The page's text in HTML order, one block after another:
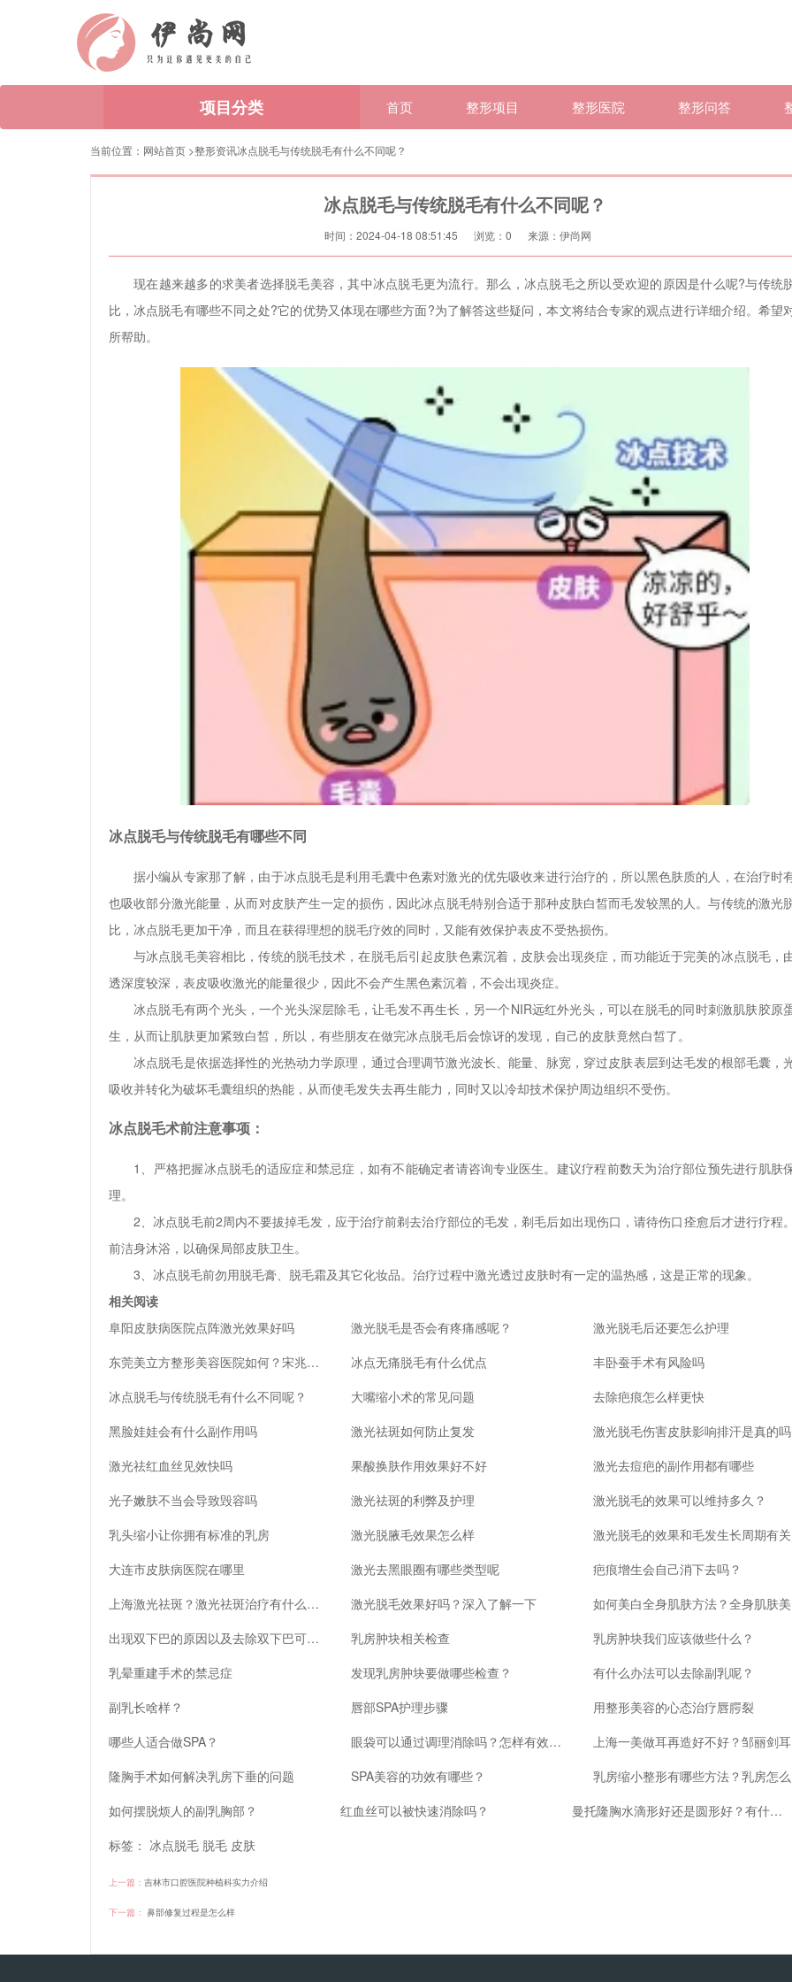
项目分类 首页 整形项目 整形医院 整形问答
当前位置： 网站首页 >整形资讯冰点脱毛与传统脱毛有什么不同呢？
冰点脱毛与传统脱毛有什么不同呢？
时间：2024-04-18 08:51:45 浏览：0 来源：伊尚网
现在越来越多的求美者选择脱毛美容，其中冰点脱毛更为流行。那么，冰点脱毛之所以受欢迎的原因是什么呢?与传统
比，冰点脱毛有哪些不同之处?它的优势又体现在哪些方面?为了解答这些疑问，本文将结合专家的观点进行详细介绍。希望
所帮助。
冰点脱毛与传统脱毛有哪些不同
据小编从专家那了解，由于冰点脱毛是利用毛囊中色素对激光的优先吸收来进行治疗的，所以黑色肤质的人，在治疗时
也吸收部分激光能量，从而对皮肤产生一定的损伤，因此冰点脱毛特别合适于那种皮肤白皙而毛发较黑的人。与传统的激光
比，冰点脱毛更加干净，而且在获得理想的脱毛疗效的同时，又能有效保护表皮不受热损伤。
与冰点脱毛美容相比，传统的脱毛技术，在脱毛后引起皮肤色素沉着，皮肤会出现炎症，而功能近于完美的冰点脱毛，
透深度较深，表皮吸收激光的能量很少，因此不会产生黑色素沉着，不会出现炎症。
冰点脱毛有两个光头，一个光头深层除毛，让毛发不再生长，另一个NIR远红外光头，可以在脱毛的同时刺激肌肤胶原
生，从而让肌肤更加紧致白皙，所以，有些朋友在做完冰点脱毛后会惊讶的发现，自己的皮肤竟然白皙了。
冰点脱毛是依据选择性的光热动力学原理，通过合理调节激光波长、能量、脉宽，穿过皮肤表层到达毛发的根部毛囊，
吸收并转化为破坏毛囊组织的热能，从而使毛发失去再生能力，同时又以冷却技术保护周边组织不受伤。
冰点脱毛术前注意事项：
1、严格把握冰点脱毛的适应症和禁忌症，如有不能确定者请咨询专业医生。建议疗程前数天为治疗部位预先进行肌肤
理。
2、冰点脱毛前2周内不要拔掉毛发，应于治疗前剃去治疗部位的毛发，剃毛后如出现伤口，请待伤口痊愈后才进行疗程
前洁身沐浴，以确保局部皮肤卫生。
3、冰点脱毛前勿用脱毛膏、脱毛霜及其它化妆品。治疗过程中激光透过皮肤时有一定的温热感，这是正常的现象。
相关阅读
阜阳皮肤病医院点阵激光效果好吗
激光脱毛是否会有疼痛感呢？
激光脱毛后还要怎么护理
东莞美立方整形美容医院如何？宋兆丹医生介绍_口碑_地址公示
冰点无痛脱毛有什么优点
丰卧蚕手术有风险吗
冰点脱毛与传统脱毛有什么不同呢？
大嘴缩小术的常见问题
去除疤痕怎么样更快
黑脸娃娃会有什么副作用吗
激光祛斑如何防止复发
激光脱毛伤害皮肤影响排汗是真的吗
激光祛红血丝见效快吗
果酸换肤作用效果好不好
激光去痘疤的副作用都有哪些
光子嫩肤不当会导致毁容吗
激光祛斑的利弊及护理
激光脱毛的效果可以维持多久？
乳头缩小让你拥有标准的乳房
激光脱腋毛效果怎么样
大连市皮肤病医院在哪里
激光去黑眼圈有哪些类型呢
疤痕增生会自己消下去吗？
上海激光祛斑？激光祛斑治疗有什么副作用？快来看看吧
激光脱毛效果好吗？深入了解一下
出现双下巴的原因以及去除双下巴可以采取的4种方法
乳房肿块相关检查
乳房肿块我们应该做些什么？
乳晕重建手术的禁忌症
发现乳房肿块要做哪些检查？
有什么办法可以去除副乳呢？
副乳长啥样？
唇部SPA护理步骤
用整形美容的心态治疗唇腭裂
哪些人适合做SPA？
眼袋可以通过调理消除吗？怎样有效改善眼袋？
上海
隆胸手术如何解决乳房下垂的问题
SPA美容的功效有哪些？
如何摆脱烦人的副乳胸部？
红血丝可以被快速消除吗？
曼托隆胸水滴形好还是圆形好？有什么区别？
标签： 冰点脱毛 脱毛 皮肤
上一篇： 吉林市口腔医院种植科实力介绍
下一篇： 鼻部修复过程是怎么样